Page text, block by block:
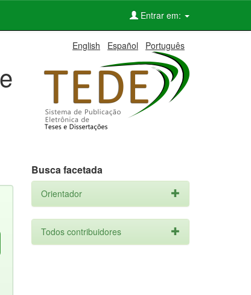
Entrar em:
English Español Português
Busca facetada
Orientador
Todos contribuidores